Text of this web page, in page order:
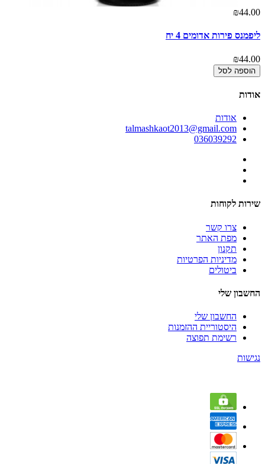
₪44.00
ליפמנס פירות אדומים 4 יח
₪44.00
הוספה לסל
אודות
אודות
talmashkaot2013@gmail.com
036039292
שירות לקוחות
צרו קשר
מפת האתר
תקנון
מדיניות הפרטיות
ביטולים
החשבון שלי
החשבון שלי
היסטוריית ההזמנות
רשימת תפוצה
נגישות